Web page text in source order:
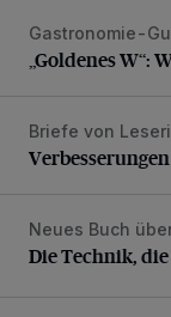
„Goldenes W“:
Gastronomie-
„Goldenes W“:
Briefe von
Die Technik,
Neues Buch
Die Technik,